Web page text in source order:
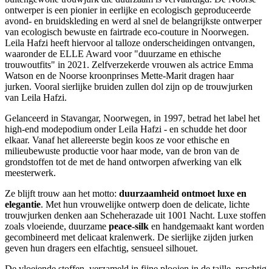
ontwerper is een pionier in eerlijke en ecologisch geproduceerde
avond- en bruidskleding en werd al snel de belangrijkste ontwerper
van ecologisch bewuste en fairtrade eco-couture in Noorwegen.
Leila Hafzi heeft hiervoor al talloze onderscheidingen ontvangen,
waaronder de ELLE Award voor "duurzame en ethische
trouwoutfits" in 2021. Zelfverzekerde vrouwen als actrice Emma
Watson en de Noorse kroonprinses Mette-Marit dragen haar
jurken. Vooral sierlijke bruiden zullen dol zijn op de trouwjurken
van Leila Hafzi.
Gelanceerd in Stavangar, Noorwegen, in 1997, betrad het label het
high-end modepodium onder Leila Hafzi - en schudde het door
elkaar. Vanaf het allereerste begin koos ze voor ethische en
milieubewuste productie voor haar mode, van de bron van de
grondstoffen tot de met de hand ontworpen afwerking van elk
meesterwerk.
Ze blijft trouw aan het motto: duurzaamheid ontmoet luxe en
elegantie. Met hun vrouwelijke ontwerp doen de delicate, lichte
trouwjurken denken aan Scheherazade uit 1001 Nacht. Luxe stoffen
zoals vloeiende, duurzame peace-silk en handgemaakt kant worden
gecombineerd met delicaat kralenwerk. De sierlijke zijden jurken
geven hun dragers een elfachtig, sensueel silhouet.